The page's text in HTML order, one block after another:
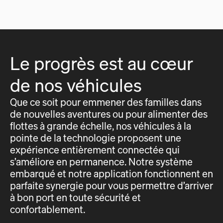
Le progrès est au cœur
de nos véhicules
Que ce soit pour emmener des familles dans
de nouvelles aventures ou pour alimenter des
flottes à grande échelle, nos véhicules à la
pointe de la technologie proposent une
expérience entièrement connectée qui
s’améliore en permanence. Notre système
embarqué et notre application fonctionnent en
parfaite synergie pour vous permettre d’arriver
à bon port en toute sécurité et
confortablement.